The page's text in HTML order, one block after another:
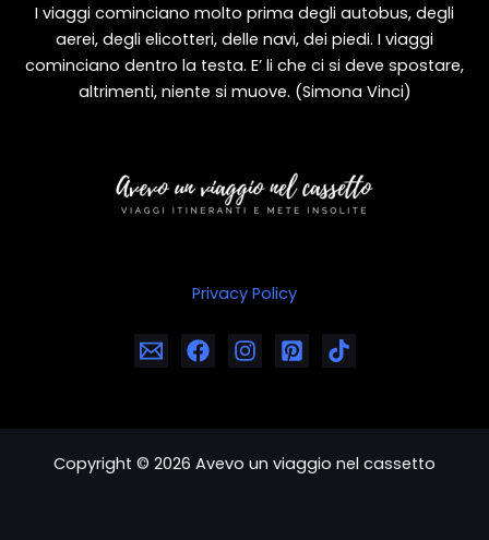
giorni
I viaggi cominciano molto prima degli autobus, degli
aerei, degli elicotteri, delle navi, dei piedi. I viaggi
cominciano dentro la testa. E’ li che ci si deve spostare,
altrimenti, niente si muove. (Simona Vinci)
Privacy Policy
Copyright © 2026 Avevo un viaggio nel cassetto